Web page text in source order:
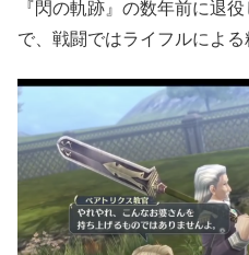
『閃の軌跡』の数年前に退
で、戦闘ではライフルによる